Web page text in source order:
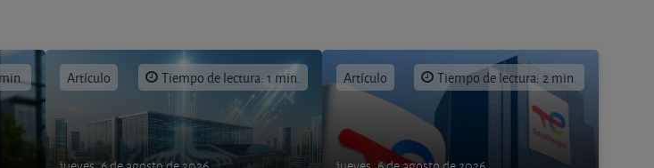
Artículo Tiempo de lectura: 1 min. Artículo Tiempo de lectura: 2 min.